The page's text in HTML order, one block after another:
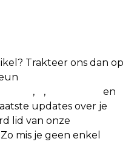
Trakteer ons dan op
, ,
en
updates over je
lid van onze
Zo mis je geen enkel